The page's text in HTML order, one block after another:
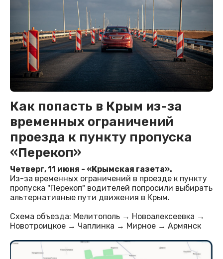
Как попасть в Крым из-за
временных ограничений
проезда к пункту пропуска
«Перекоп»
Четверг, 11 июня - «Крымская газета».
Из-за временных ограничений в проезде к пункту
пропуска "Перекоп" водителей попросили выбирать
альтернативные пути движения в Крым.
Схема объезда: Мелитополь → Новоалексеевка →
Новотроицкое → Чаплинка → Мирное → Армянск